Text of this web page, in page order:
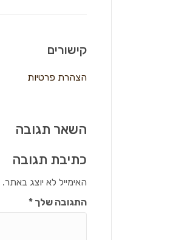
קישורים
הצהרת פרטיות
השאר תגובה
כתיבת תגובה
האימייל לא יוצג באתר.
התגובה שלך*